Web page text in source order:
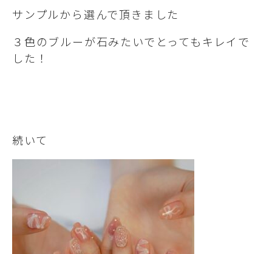
サンプルから選んで頂きました
３色のブルーが石みたいでとってもキレイで
した！
続いて